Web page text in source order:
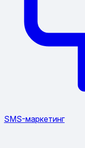
SMS-маркетинг